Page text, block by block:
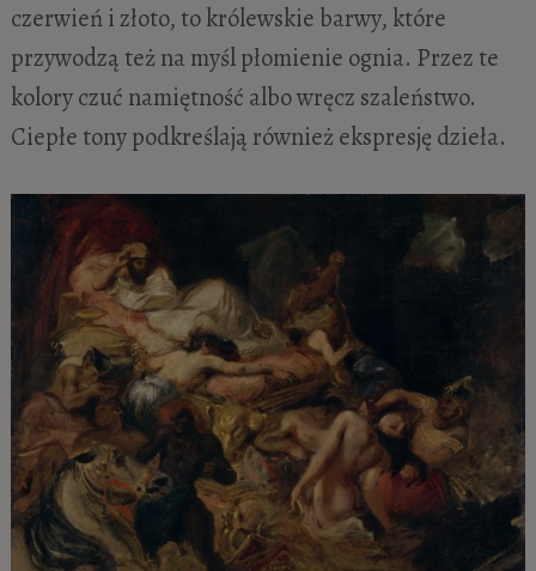
czerwień i złoto, to królewskie barwy, które
przywodzą też na myśl płomienie ognia. Przez te
kolory czuć namiętność albo wręcz szaleństwo.
Ciepłe tony podkreślają również ekspresję dzieła.